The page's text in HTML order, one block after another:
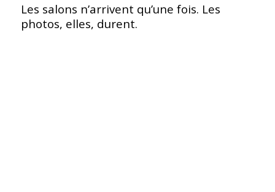
Les salons n’arrivent qu’une fois. Les
photos, elles, durent.